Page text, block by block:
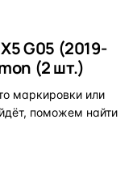
G05 (2019-
(2 шт.)
маркировки или
поможем найти